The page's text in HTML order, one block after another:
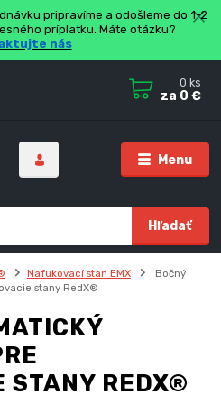
pripravíme a odošleme do 1-2
príplatku. Máte otázku?
nás
Menu
Hľadať
0 ks
za 0 €
Nafukovací stan EMX
Bočný
stany RedX®
STANY REDX®